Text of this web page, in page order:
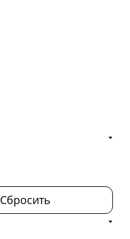
Сбросить